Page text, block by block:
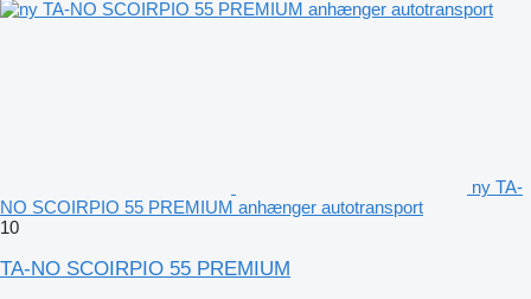
ny TA-
NO SCOIRPIO 55 PREMIUM anhænger autotransport
10
TA-NO SCOIRPIO 55 PREMIUM